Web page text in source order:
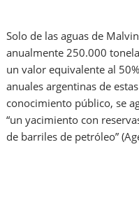
Solo de las aguas de
anualmente 250.000
un valor equivalente al
anuales argentinas de
conocimiento público, se
“un yacimiento con
de barriles de petróleo”